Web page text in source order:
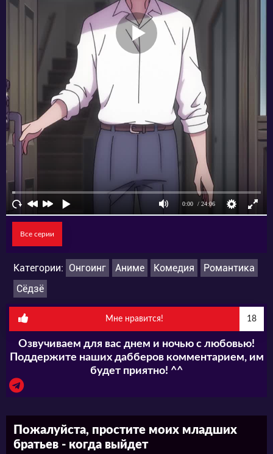
Все серии
Категории: Онгоинг Аниме Комедия
Романтика
Сёдзё
Мне нравится! 18
Озвучиваем для вас днем и ночью с любовью!
Поддержите наших дабберов комментарием, им
будет приятно! ^^
Пожалуйста, простите моих младших
братьев - когда выйдет